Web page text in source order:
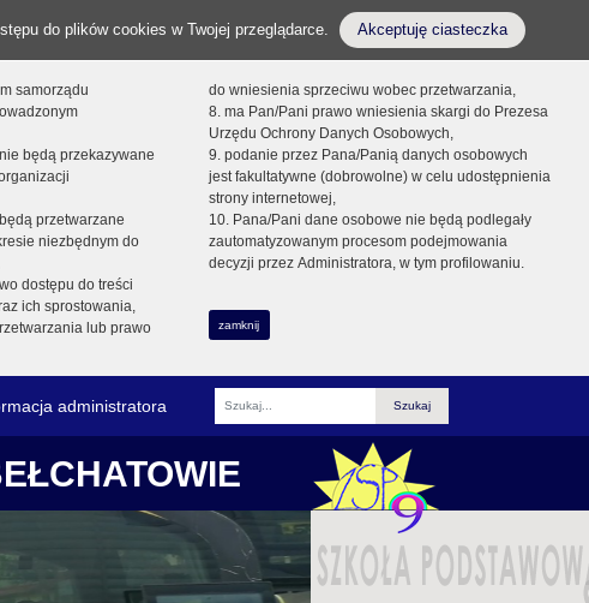
do plików cookies w Twojej przeglądarce. Akceptuję ciasteczka
samorządu
będą przekazywane
przetwarzane
niezbędnym do
dostępu do treści
ich sprostowania,
lub prawo
do wniesienia sprzeciwu wobec przetwarzania,
8. ma Pan/Pani prawo wniesienia skargi do Prezesa
Urzędu Ochrony Danych Osobowych,
9. podanie przez Pana/Panią danych osobowych
jest fakultatywne (dobrowolne) w celu udostępnienia
strony internetowej,
10. Pana/Pani dane osobowe nie będą podlegały
zautomatyzowanym procesom podejmowania
decyzji przez Administratora, w tym profilowaniu.
zamknij
administratora
Fraza